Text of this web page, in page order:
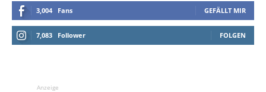
3,004 Fans GEFÄLLT MIR
7,083 Follower FOLGEN
Anzeige